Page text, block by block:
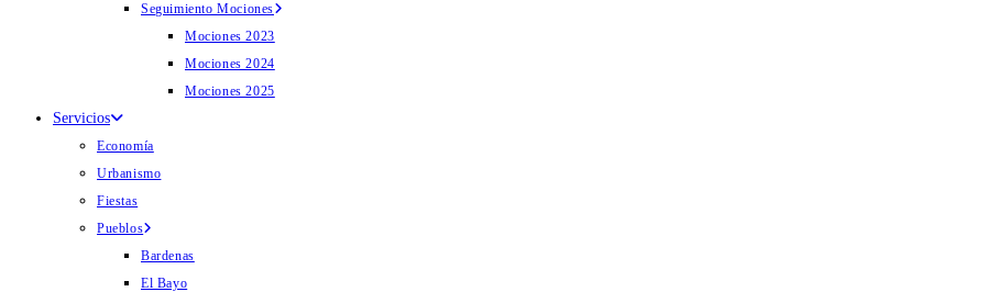
Seguimiento Mociones
Mociones 2023
Mociones 2024
Mociones 2025
Servicios
Economía
Urbanismo
Fiestas
Pueblos
Bardenas
El Bayo